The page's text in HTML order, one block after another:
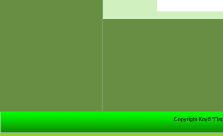
Copyright Клуб